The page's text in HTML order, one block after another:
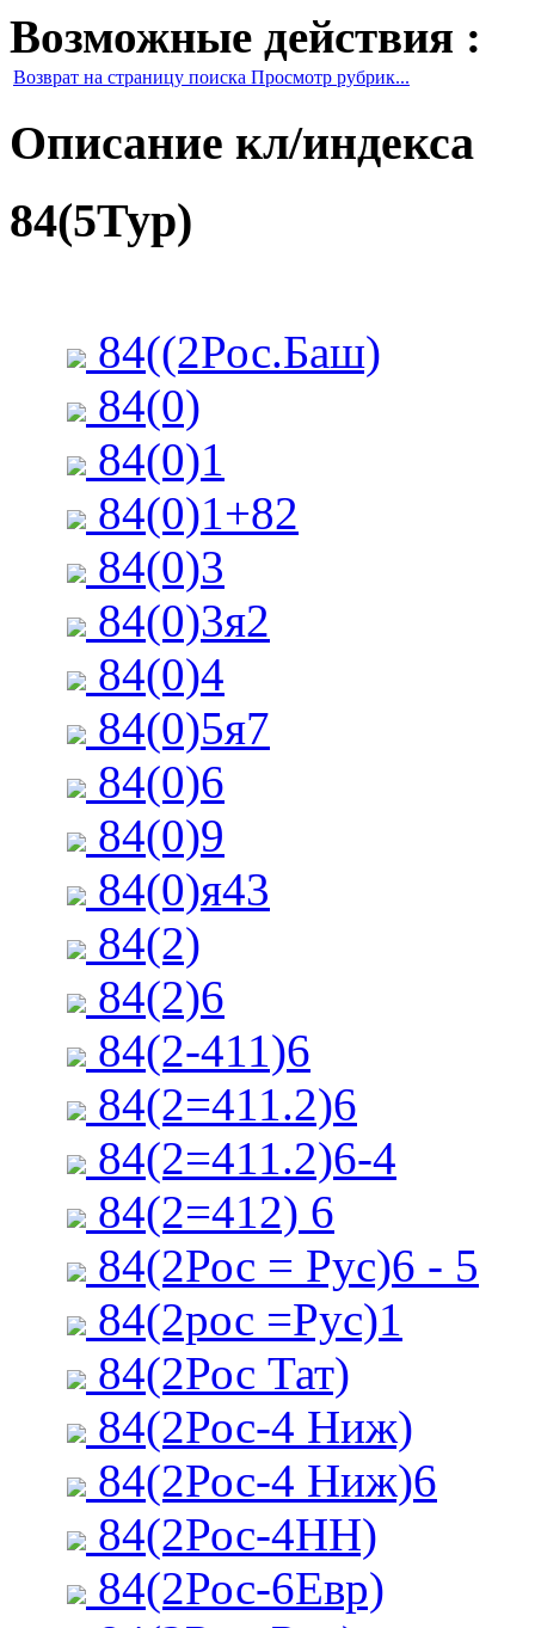
Возможные действия :
Возврат на страницу поиска Просмотр рубрик...
Описание кл/индекса
84(5Тур)
84((2Рос.Баш)
84(0)
84(0)1
84(0)1+82
84(0)3
84(0)3я2
84(0)4
84(0)5я7
84(0)6
84(0)9
84(0)я43
84(2)
84(2)6
84(2-411)6
84(2=411.2)6
84(2=411.2)6-4
84(2=412) 6
84(2Рос = Рус)6 - 5
84(2рос =Рус)1
84(2Рос Тат)
84(2Рос-4 Ниж)
84(2Рос-4 Ниж)6
84(2Рос-4НН)
84(2Рос-6Евр)